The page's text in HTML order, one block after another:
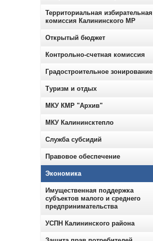
Территориальная избирательная
комиссия Калининского МР
Открытый бюджет
Контрольно-счетная комиссия
Градостроительное зонирование
Туризм и отдых
МКУ КМР "Архив"
МКУ Калининсктепло
Служба субсидий
Правовое обеспечение
Экономика
Имущественная поддержка
субъектов малого и среднего
предпринимательства
УСПН Калининского района